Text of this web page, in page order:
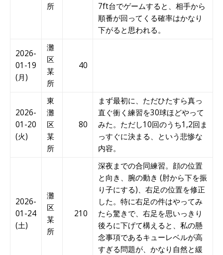
所
7ft台でゲームすると、相手から
順番が回ってくる確率はかなり
下がると思われる。
2026-
01-19
(月)
灘
区
某
所
40
2026-
01-20
(火)
東
灘
区
某
所
80
まず最初に、ただひたすら真っ
直ぐ衝く練習を30球ほどやって
みた。ただし10回のうち1,2回ま
っすぐに決まる、という悲惨な
内容。
2026-
01-24
(土)
灘
区
某
所
210
深夜までの合同練習。顔の位置
と向き、腕の動き (肘から下を振
り子にする)、右足の位置を修正
した。特に右足の件はやってみ
たら驚きで、右足を思いっきり
後ろに下げて構えると、私の懸
念事項であるキューレベルが高
すぎる問題が、かなり自然と緩